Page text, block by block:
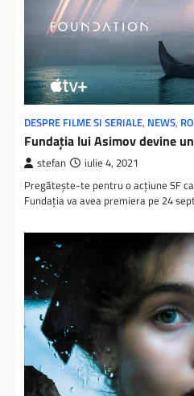
DESPRE FILME SI SERIALE, NEWS,
Fundația lui Asimov devine
stefan iulie 4, 2021
Pregătește-te pentru o acțiune SF
Fundația va avea premiera pe 24